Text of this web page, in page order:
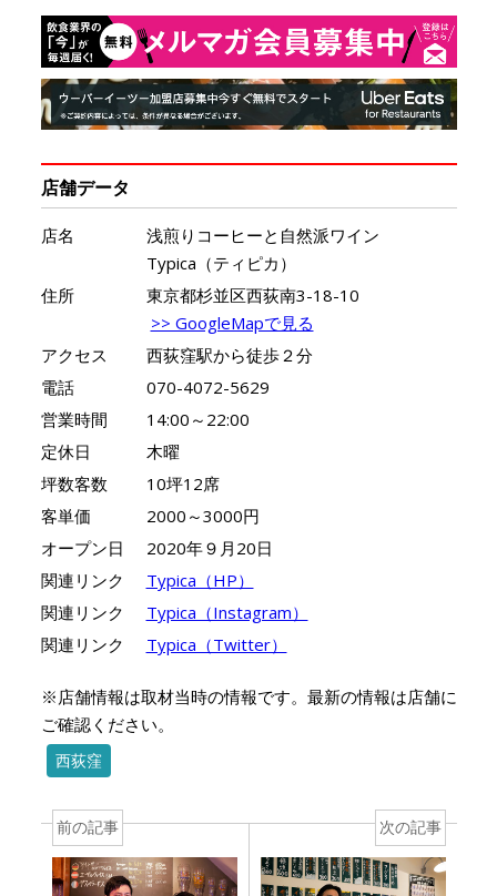
店舗データ
店名
浅煎りコーヒーと自然派ワイン
Typica（ティピカ）
住所
東京都杉並区西荻南3-18-10
>> GoogleMapで見る
アクセス
西荻窪駅から徒歩２分
電話
070-4072-5629
営業時間
14:00～22:00
定休日
木曜
坪数客数
10坪12席
客単価
2000～3000円
オープン日
2020年９月20日
関連リンク
Typica（HP）
関連リンク
Typica（Instagram）
関連リンク
Typica（Twitter）
※店舗情報は取材当時の情報です。最新の情報は店舗に
ご確認ください。
西荻窪
前の記事 次の記事